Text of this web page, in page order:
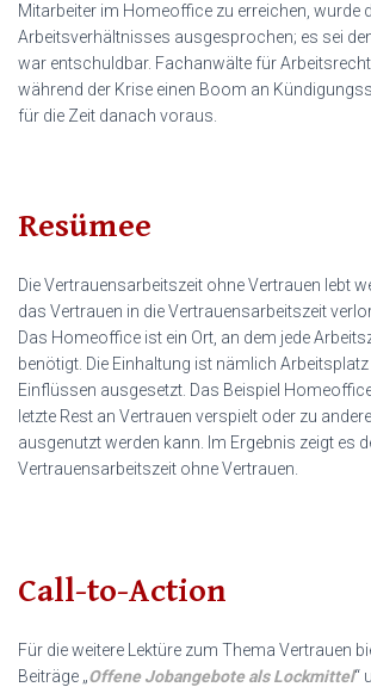
Mitarbeiter im Homeoffice zu erreichen, wurde
Arbeitsverhältnisses ausgesprochen; es sei
war entschuldbar. Fachanwälte für
während der Krise einen Boom an
für die Zeit danach voraus.
Resümee
Die Vertrauensarbeitszeit ohne Vertrauen lebt
das Vertrauen in die Vertrauensarbeitszeit
Das Homeoffice ist ein Ort, an dem jede
benötigt. Die Einhaltung ist nämlich
Einflüssen ausgesetzt. Das Beispiel
letzte Rest an Vertrauen verspielt oder zu
ausgenutzt werden kann. Im Ergebnis zeigt es
Vertrauensarbeitszeit ohne Vertrauen.
Call-to-Action
Für die weitere Lektüre zum Thema Vertrauen
Beiträge „Offene Jobangebote als Lockmittel“